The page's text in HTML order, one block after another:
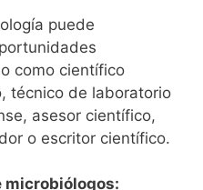
puede
como científico
técnico de laboratorio
asesor científico,
o escritor científico.
microbiólogos: